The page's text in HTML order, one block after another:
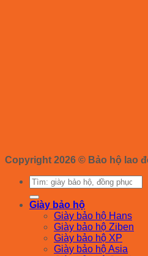
Copyright 2026 © Bảo hộ lao
Tìm
kiếm:
Giày bảo hộ
Giày bảo hộ Hans
Giày bảo hộ Ziben
Giày bảo hộ XP
Giày bảo hộ Asia